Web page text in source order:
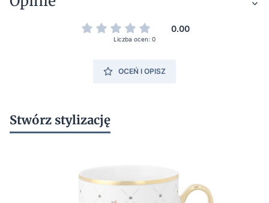
0.00
Liczba ocen: 0
OCEŃ I OPISZ
Stwórz stylizację